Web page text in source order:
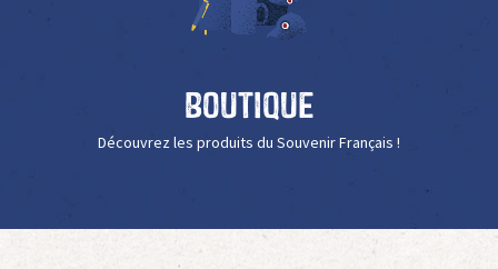
Boutique
Découvrez les produits du Souvenir Français !